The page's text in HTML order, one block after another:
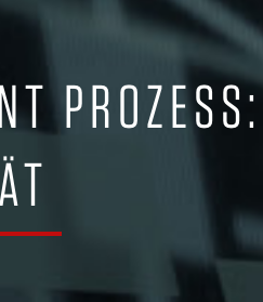
PROZESS: